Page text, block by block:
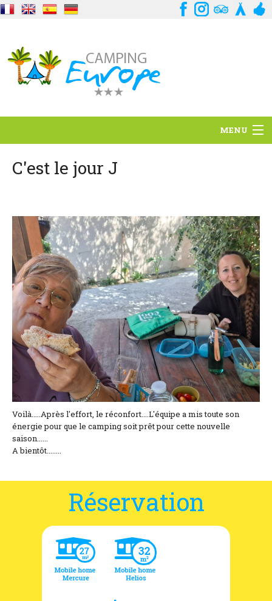
MENU
Situation
Services
Contact
Coordonnées et accès
Formulaire de contact
Documentations
Actualités
Mobile home et tarifs
Emplacement et tarifs
Chambre à la nuitée et tarifs
C'est le jour J
Voilà.....Après l'effort, le réconfort....L'équipe a mis toute son
énergie pour que le camping soit prêt pour cette nouvelle
saison......
A bientôt........
Réservation